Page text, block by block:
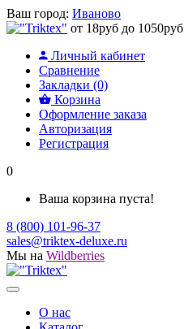
Ваш город: Иваново
от 18руб до 1050руб
Личный кабинет
Сравнение
Закладки (0)
Корзина
Оформление заказа
Авторизация
Регистрация
0
Ваша корзина пуста!
8 (800) 101-96-37
sales@triktex-deluxe.ru
Мы на Wildberries
О нас